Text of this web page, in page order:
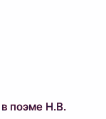
поэме Н.В.